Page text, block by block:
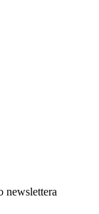
newslettera